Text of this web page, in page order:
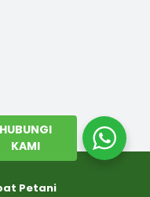
Petani
HUBUNGI
KAMI